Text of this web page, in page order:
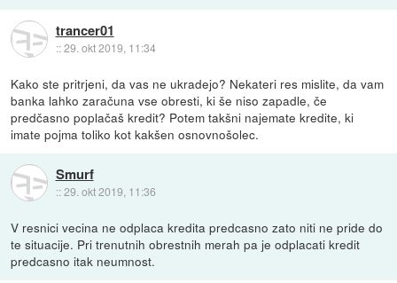
trancer01
::29. okt 2019, 11:34
Kako ste pritrjeni, da vas ne ukradejo? Nekateri res mislite, da vam
banka lahko zaračuna vse obresti, ki še niso zapadle, če
predčasno poplačaš kredit? Potem takšni najemate kredite, ki
imate pojma toliko kot kakšen osnovnošolec.
Smurf
::29. okt 2019, 11:36
V resnici vecina ne odplaca kredita predcasno zato niti ne pride do
te situacije. Pri trenutnih obrestnih merah pa je odplacati kredit
predcasno itak neumnost.